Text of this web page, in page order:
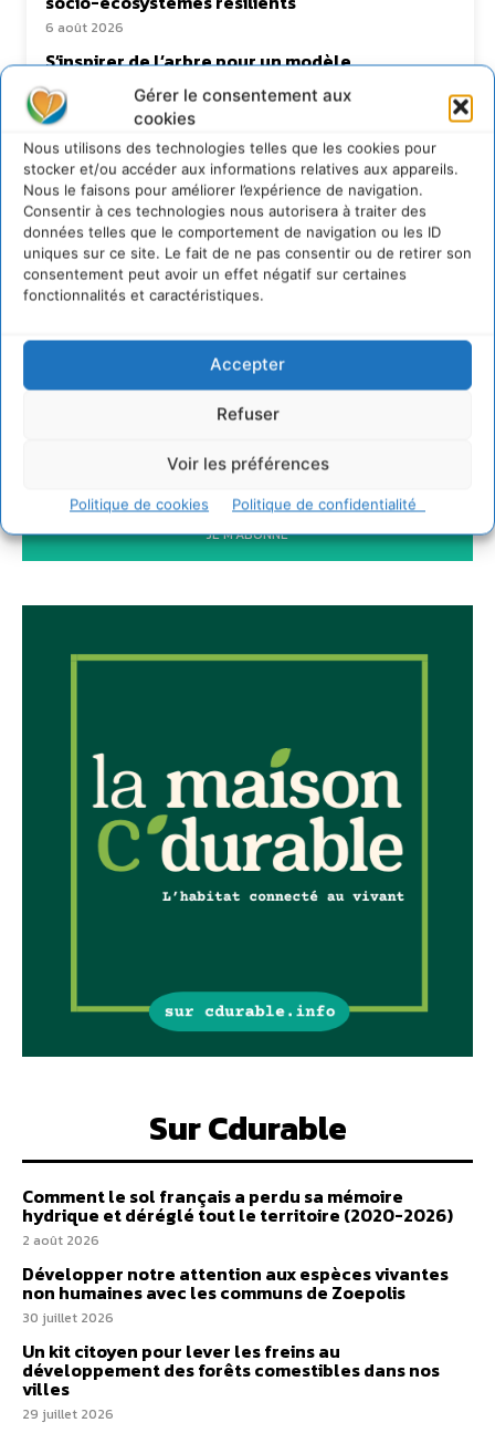
Gérer le consentement aux
cookies
Nous utilisons des technologies telles que les cookies pour
stocker et/ou accéder aux informations relatives aux appareils.
Nous le faisons pour améliorer l’expérience de navigation.
Consentir à ces technologies nous autorisera à traiter des
données telles que le comportement de navigation ou les ID
uniques sur ce site. Le fait de ne pas consentir ou de retirer son
consentement peut avoir un effet négatif sur certaines
fonctionnalités et caractéristiques.
Accepter
Refuser
Voir les préférences
Politique de cookies Politique de confidentialité
6 août 2026
S’inspirer de l’arbre pour un modèle
5 août 2026
IPBES : le « GIEC de la biodiversité » appelle les
entreprises à devenir des alliées du vivant
4 août 2026
Comment le sol français a perdu sa mémoire
hydrique et déréglé tout le territoire (2020-
2026)
2 août 2026
Newsletter
JE M'ABONNE
Sur Cdurable
Comment le sol français a perdu sa mémoire
hydrique et déréglé tout le territoire (2020-2026)
2 août 2026
Développer notre attention aux espèces vivantes
non humaines avec les communs de Zoepolis
30 juillet 2026
Un kit citoyen pour lever les freins au
développement des forêts comestibles dans nos
villes
29 juillet 2026